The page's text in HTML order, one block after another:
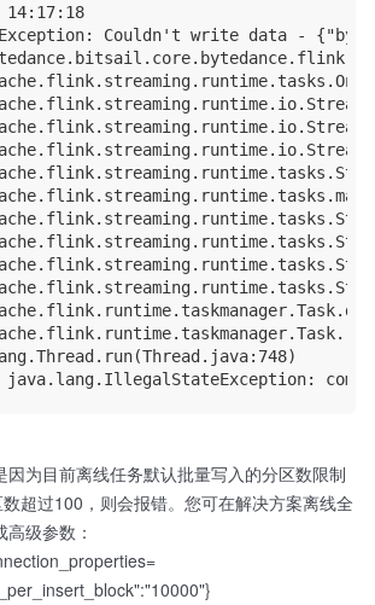
14:17:18
Couldn't write data -
因为目前离线任务默认批量写入的分区数限制
超过100，则会报错。您可在解决方案离线全
级参数：